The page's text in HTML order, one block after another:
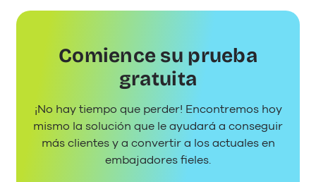
para
nombre
llamativo
Comience su prueba
gratuita
¡No hay tiempo que perder! Encontremos hoy
mismo la solución que le ayudará a conseguir
más clientes y a convertir a los actuales en
embajadores fieles.